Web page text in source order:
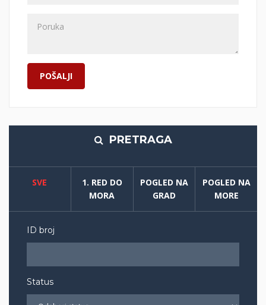
POŠALJI
PRETRAGA
SVE
1. RED DO
MORA
POGLED NA
GRAD
POGLED NA
MORE
ID broj
Status